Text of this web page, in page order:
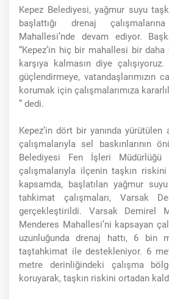
Kepez Belediyesi, yağmur suyu
başlattığı drenaj
Mahallesi’nde devam ediyor.
“Kepez’in hiç bir mahallesi bir
karşıya kalmasın diye çalışıyoruz.
güçlendirmeye, vatandaşlarımızın
korumak için çalışmalarımıza
” dedi.
Kepez’in dört bir yanında yürütülen
çalışmalarıyla sel baskınlarının
Belediyesi Fen İşleri Müdürlüğü
çalışmalarıyla ilçenin taşkın
kapsamda, başlatılan yağmur
tahkimat çalışmaları, Varsak
gerçekleştirildi. Varsak Demirel
Menderes Mahallesi’ni kapsayan
uzunluğunda drenaj hattı, 6 bin
taştahkimat ile destekleniyor. 6
metre derinliğindeki çalışma
koruyarak, taşkın riskini ortadan